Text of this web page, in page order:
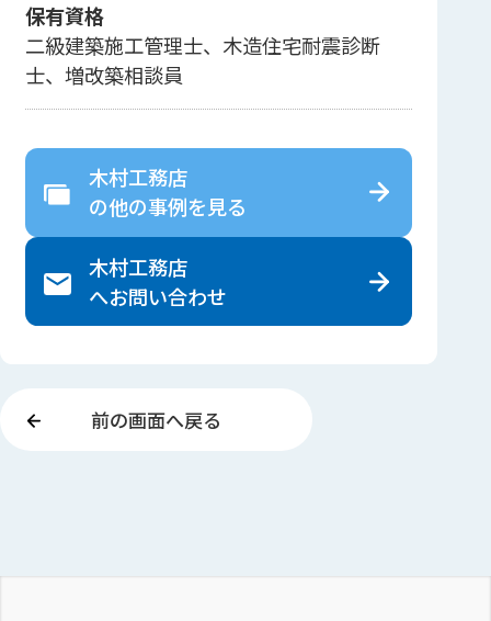
保有資格
二級建築施工管理士、木造住宅耐震診断
士、増改築相談員
木村工務店
の他の事例を見る
木村工務店
へお問い合わせ
前の画面へ戻る